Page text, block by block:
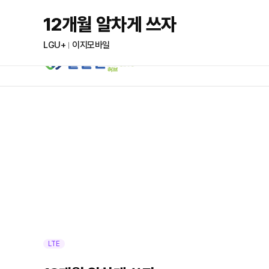
12개월 알차게 쓰자
LGU+ 이지모바일
LTE